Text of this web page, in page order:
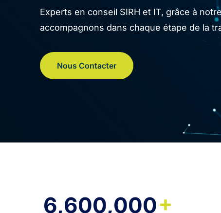
Experts en conseil SIRH et IT, grâce à
accompagnons dans chaque étape de la
Nous Contacter
6,600,000+